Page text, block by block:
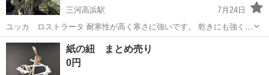
三河高浜駅
7月24日
ユッカ ロストラータ 耐寒性が高く寒さに強いです。 乾きにも強く、
手の掛からないドライガーデンにもおすすめです。 他にもドライガー
デンの植物や塊根、アガベなども販売しております。 見学だけでも構
いません。 お気軽にお声掛け...
愛知 高浜市 三河高浜駅 家庭用品
紙の紐 まとめ売り
0円